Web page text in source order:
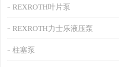
REXROTH叶片泵
REXROTH力士乐液压泵
柱塞泵